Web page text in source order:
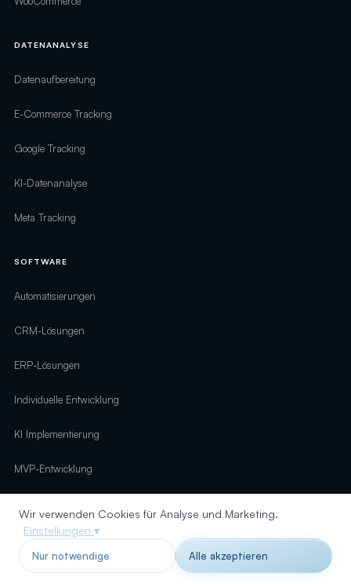
DATENANALYSE
Datenaufbereitung
E-Commerce Tracking
Google Tracking
KI-Datenanalyse
Meta Tracking
SOFTWARE
Automatisierungen
CRM-Lösungen
ERP-Lösungen
Individuelle Entwicklung
KI Implementierung
MVP-Entwicklung
UNTERNEHMEN
Wir verwenden Cookies für Analyse und Marketing.
Einstellungen ▾
Nur notwendige Alle akzeptieren